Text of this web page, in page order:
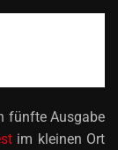
fünfte Ausgabe
im kleinen Ort